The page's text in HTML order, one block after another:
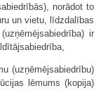
norādot to
un vietu, līdzdalības
ir
(uzņēmējsabiedrību)
lēmums (kopija)